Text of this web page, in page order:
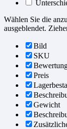
Wählen Sie die
ausgeblendet.
Bild
SKU
Preis
Gewicht